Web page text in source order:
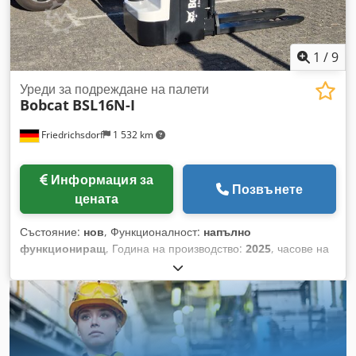
1 /9
Friedrichsdorf 1 532 km
Уреди за подреждане на палети
Bobcat BSL16N-I
Информация за
цената
Позвънете
Състояние: нов, Функционалност: напълно
функциониращ, Година на производство: 2025, часове на
, товароносимост:1 600 кг
повдигане:4 620 мм, свободно повдигане:1 520 мм, тип
гориво:
електрически, тип мачта:триплекс, строителна
височина:2 108 мм, дължина на вилиците:1 150 мм, тегло
без товар:1 340 кг, обща дължина: 1 964 мм, тип
задвижване:Elektro , строителна ширина: